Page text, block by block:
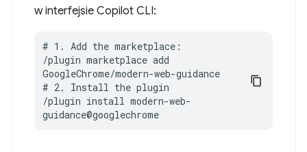
w interfejsie Copilot CLI:
# 1. Add the marketplace:
/plugin marketplace add
GoogleChrome/modern-web-guidance
# 2. Install the plugin
/plugin install modern-web-
guidance@googlechrome